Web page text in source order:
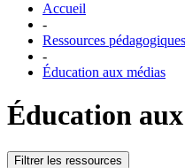
Accueil
-
Ressources pédagogiques
-
Éducation aux médias
Éducation
Filtrer les ressources